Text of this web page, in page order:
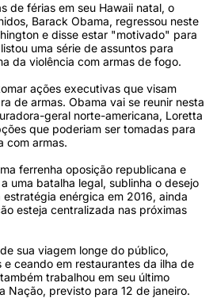
de férias em seu Hawaii natal, o
Barack Obama, regressou neste
e disse estar "motivado" para
uma série de assuntos para
da violência com armas de fogo.
ações executivas que visam
de armas. Obama vai se reunir nesta
geral norte-americana, Loretta
que poderiam ser tomadas para
com armas.
ferrenha oposição republicana e
uma batalha legal, sublinha o desejo
enérgica em 2016, ainda
esteja centralizada nas próximas
sua viagem longe do público,
ceando em restaurantes da ilha de
trabalhou em seu último
Nação, previsto para 12 de janeiro.